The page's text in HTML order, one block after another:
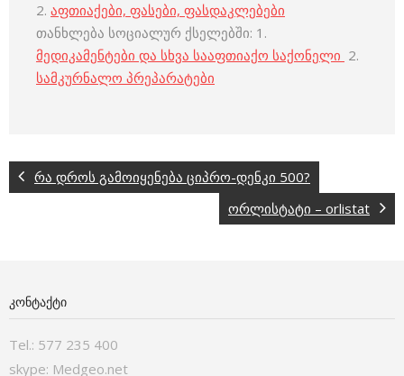
2. აფთიაქები, ფასები, ფასდაკლებები
თანხლება სოციალურ ქსელებში: 1.
მედიკამენტები და სხვა სააფთიაქო საქონელი 2.
სამკურნალო პრეპარატები
რა დროს გამოიყენება ციპრო-დენკი 500?
ორლისტატი – orlistat
ᲙᲝᲜᲢᲐᲥᲢᲘ
Tel.: 577 235 400
skype: Medgeo.net